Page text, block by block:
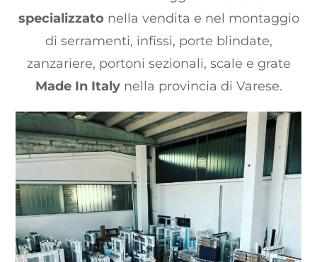
specializzatonella vendita e nel montaggio
di serramenti, infissi, porte blindate,
zanzariere, portoni sezionali, scale e grate
Made In Italynella provincia di Varese.